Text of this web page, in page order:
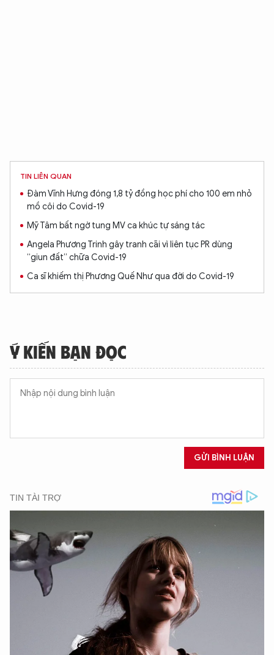
TIN LIÊN QUAN
Đàm Vĩnh Hưng đóng 1,8 tỷ đồng học phí cho 100 em nhỏ
mồ côi do Covid-19
Mỹ Tâm bất ngờ tung MV ca khúc tự sáng tác
Angela Phương Trinh gây tranh cãi vì liên tục PR dùng
“giun đất” chữa Covid-19
Ca sĩ khiếm thị Phương Quế Như qua đời do Covid-19
Ý KIẾN BẠN ĐỌC
GỬI BÌNH LUẬN
XIN CHÀO,
TÔI LÀ CHATBOT CỦA